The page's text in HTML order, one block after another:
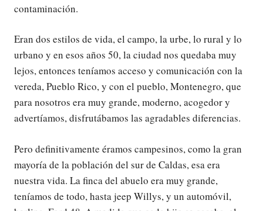
contaminación.
Eran dos estilos de vida, el campo, la urbe, lo rural y lo
urbano y en esos años 50, la ciudad nos quedaba muy
lejos, entonces teníamos acceso y comunicación con la
vereda, Pueblo Rico, y con el pueblo, Montenegro, que
para nosotros era muy grande, moderno, acogedor y
advertíamos, disfrutábamos las agradables diferencias.
Pero definitivamente éramos campesinos, como la gran
mayoría de la población del sur de Caldas, esa era
nuestra vida. La finca del abuelo era muy grande,
teníamos de todo, hasta jeep Willys, y un automóvil,